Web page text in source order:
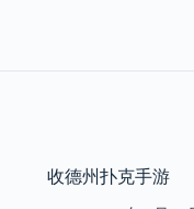
收德州扑克手游